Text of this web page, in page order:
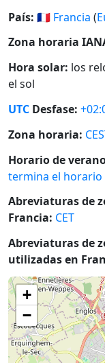
País: 🇫🇷 Francia (
Zona horaria
Hora solar: los
el sol
UTC Desfase:
Zona horaria:
Horario de
termina el horario
Abreviaturas de
Francia: CET
Abreviaturas de
utilizadas en
+
−